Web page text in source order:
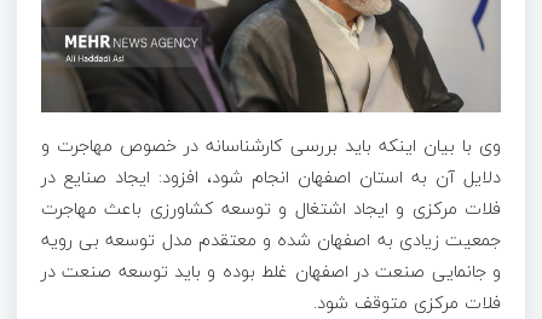
وی با بیان اینکه باید بررسی کارشناسانه در خصوص مهاجرت و
دلایل آن به استان اصفهان انجام شود، افزود: ایجاد صنایع در
فلات مرکزی و ایجاد اشتغال و توسعه کشاورزی باعث مهاجرت
جمعیت زیادی به اصفهان شده و معتقدم مدل توسعه بی رویه
و جانمایی صنعت در اصفهان غلط بوده و باید توسعه صنعت در
فلات مرکزی متوقف شود.